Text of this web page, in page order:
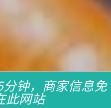
钟，商家信息免
此网站